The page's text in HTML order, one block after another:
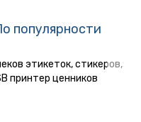
популярности